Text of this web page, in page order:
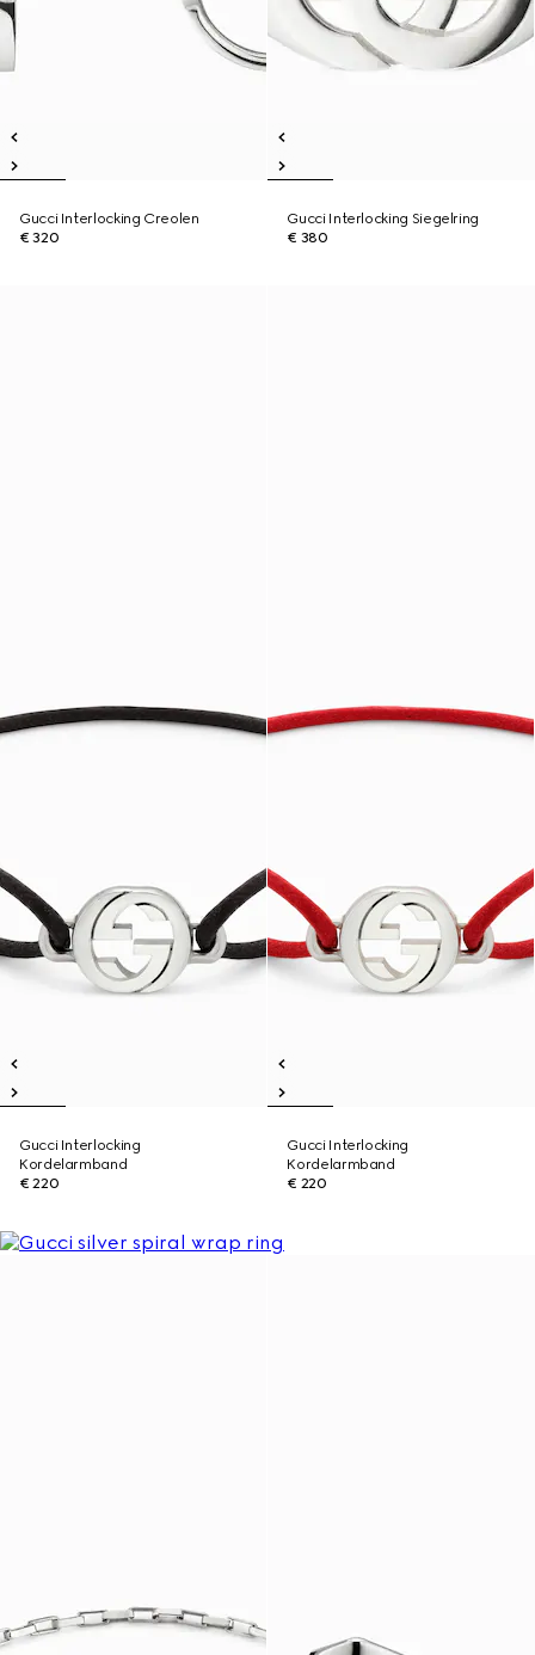
Gucci Interlocking Creolen
€ 320
Gucci Interlocking Siegelring
€ 380
Gucci Interlocking
Kordelarmband
€ 220
Gucci Interlocking
Kordelarmband
€ 220